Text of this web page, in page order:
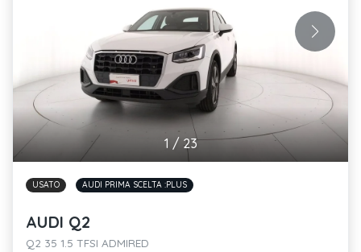
1 / 23
USATO AUDI PRIMA SCELTA :PLUS
AUDI Q2
Q2 35 1.5 TFSI ADMIRED